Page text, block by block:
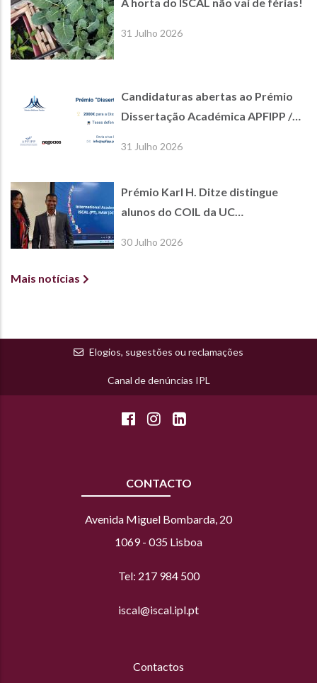
31 Julho 2026
Candidaturas abertas ao Prémio
Dissertação Académica APFIPP /
31 Julho 2026
Prémio Karl H. Ditze distingue
alunos do COIL da UC
30 Julho 2026
Mais notícias
Elogios, sugestões ou reclamações
Canal de denúncias IPL
CONTACTO
Avenida Miguel Bombarda, 20
1069 - 035 Lisboa
Tel: 217 984 500
iscal@iscal.ipl.pt
Contactos